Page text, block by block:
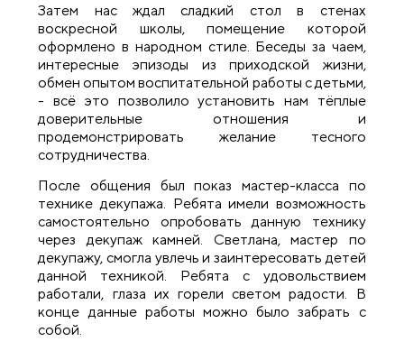
Затем нас ждал сладкий стол в стенах
воскресной школы, помещение которой
оформлено в народном стиле. Беседы за чаем,
интересные эпизоды из приходской жизни,
обмен опытом воспитательной работы с детьми,
- всё это позволило установить нам тёплые
доверительные отношения и
продемонстрировать желание тесного
сотрудничества.
После общения был показ мастер-класса по
технике декупажа. Ребята имели возможность
самостоятельно опробовать данную технику
через декупаж камней. Светлана, мастер по
декупажу, смогла увлечь и заинтересовать детей
данной техникой. Ребята с удовольствием
работали, глаза их горели светом радости. В
конце данные работы можно было забрать с
собой.